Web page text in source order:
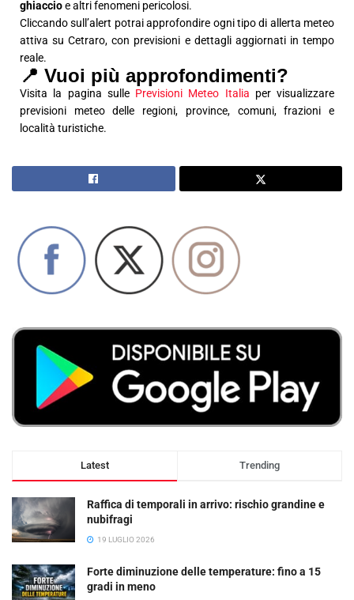
ghiaccioe altri fenomeni pericolosi.
Cliccando sull’alert potrai approfondire ogni tipo di allerta meteo
attiva su Cetraro, con previsioni e dettagli aggiornati in tempo
reale.
📍 Vuoi più approfondimenti?
Visita la pagina sulle Previsioni Meteo Italia per visualizzare
previsioni meteo delle regioni, province, comuni, frazioni e
località turistiche.
Latest Trending
Raffica di temporali in arrivo: rischio grandine e
nubifragi
19 LUGLIO 2026
Forte diminuzione delle temperature: fino a 15
gradi in meno